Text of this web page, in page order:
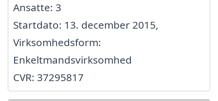
Ansatte: 3
Startdato: 13. december 2015,
Virksomhedsform:
Enkeltmandsvirksomhed
CVR: 37295817